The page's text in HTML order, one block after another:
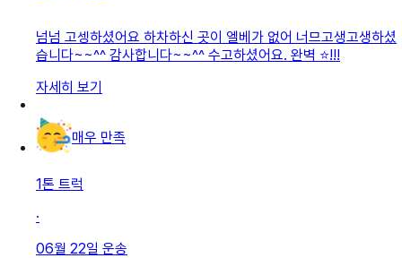
넘넘 고셍하셨어요 하차하신 곳이 엘베가 없어 너므고생고생하셨
습니다~~^^ 감사합니다~~^^ 수고하셨어요. 완벽 ⭐!!!
자세히 보기
매우 만족
1톤 트럭
·
06월 22일 운송